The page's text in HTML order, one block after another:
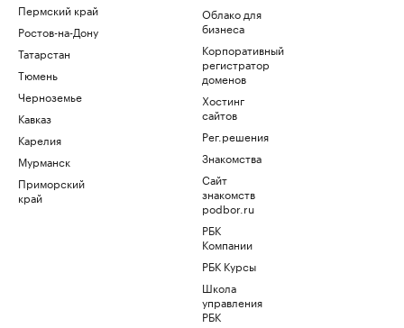
Пермский край
Ростов-на-Дону
Татарстан
Тюмень
Черноземье
Кавказ
Карелия
Мурманск
Приморский
край
Облако для
бизнеса
Корпоративный
регистратор
доменов
Хостинг
сайтов
Рег.решения
Знакомства
Сайт
знакомств
podbor.ru
РБК
Компании
РБК Курсы
Школа
управления
РБК